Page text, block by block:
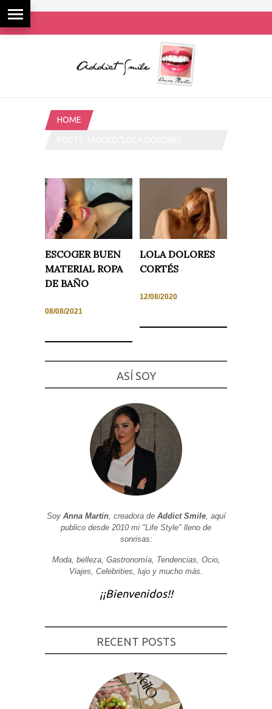
HOME
ESCOGER BUEN
MATERIAL ROPA
DE BAÑO
08/08/2021
LOLA DOLORES
CORTÉS
12/08/2020
ASÍ SOY
Soy Anna Martin, creadora de Addict Smile, aquí
publico desde 2010 mi "Life Style" lleno de
sonrisas:
Moda, belleza, Gastronomía, Tendencias, Ocio,
Viajes, Celebrities, lujo y mucho más.
¡¡Bienvenidos!!
RECENT POSTS
se usa la
Experiencia